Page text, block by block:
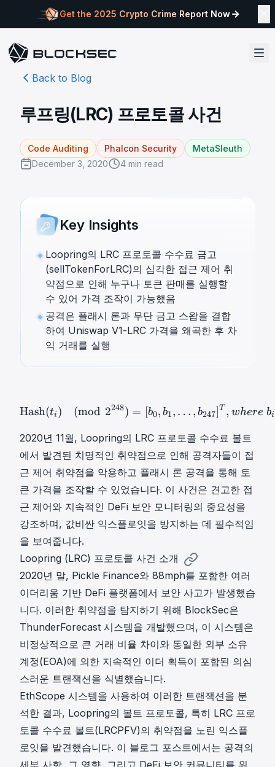
Get the 2025 Crypto Crime Report Now
Back to Blog
루프링(LRC) 프로토콜 사건
Code Auditing Phalcon Security
MetaSleuth
December 3, 2020
4 min read
Key Insights
Loopring의 LRC 프로토콜 수수료 금고
(sellTokenForLRC)의 심각한 접근 제어 취
약점으로 인해 누구나 토큰 판매를 실행할
수 있어 가격 조작이 가능했음
공격은 플래시 론과 무단 금고 스왑을 결합
하여 Uniswap V1-LRC 가격을 왜곡한 후 차
익 거래를 실행
Hash(ti )( m od2248 )=[b0, b
Hash(ti ) (mod 2248) = [b0, b1, … , b247]T , where bi
2020년 11월, Loopring의 LRC 프로토콜 수수료 볼트
에서 발견된 치명적인 취약점으로 인해 공격자들이 접
근 제어 취약점을 악용하고 플래시 론 공격을 통해 토
큰 가격을 조작할 수 있었습니다. 이 사건은 견고한 접
근 제어와 지속적인 DeFi 보안 모니터링의 중요성을
강조하며, 값비싼 익스플로잇을 방지하는 데 필수적임
을 보여줍니다.
Loopring (LRC) 프로토콜 사건 소개
2020년 말, Pickle Finance와 88mph를 포함한 여러
이더리움 기반 DeFi 플랫폼에서 보안 사고가 발생했습
니다. 이러한 취약점을 탐지하기 위해 BlockSec은
ThunderForecast 시스템을 개발했으며, 이 시스템은
비정상적으로 큰 거래 비율 차이와 동일한 외부 소유
계정(EOA)에 의한 지속적인 이더 획득이 포함된 의심
스러운 트랜잭션을 식별했습니다.
EthScope 시스템을 사용하여 이러한 트랜잭션을 분
석한 결과, Loopring의 볼트 프로토콜, 특히 LRC 프로
토콜 수수료 볼트(LRCPFV)의 취약점을 노린 익스플
로잇을 발견했습니다. 이 블로그 포스트에서는 공격의